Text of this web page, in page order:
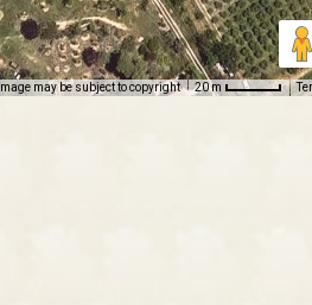
Image may be subject to copyright 20 m